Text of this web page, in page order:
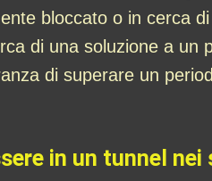
bloccato o in cerca
di una soluzione a un
di superare un
in un tunnel nei